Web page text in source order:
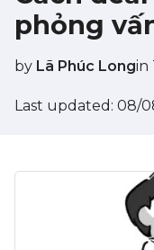
phỏng
by Lã Phúc Longin
Last updated: 08/